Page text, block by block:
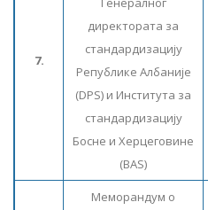
7.
директората за
стандардизацију
Републике Албаније
(DPS) и Института за
стандардизацију
Босне и Херцеговине
(BAS)
Меморандум о